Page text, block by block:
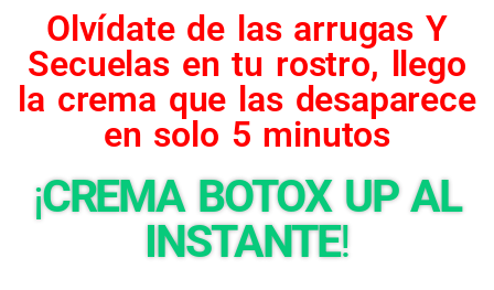
Olvídate de las arrugas Y
Secuelas en tu rostro, llego
la crema que las desaparece
en solo 5 minutos
¡CREMA BOTOX UP AL
INSTANTE!